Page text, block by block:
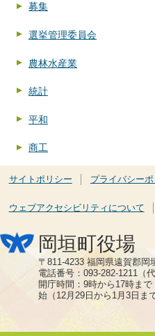
募集
選挙管理委員会
農林水産業
統計
平和
商工
サイトポリシー プライバシー
ウェブアクセシビリティについて
岡垣町役場
〒811-4233 福岡県遠賀郡岡
電話番号：093-282-1211（
開庁時間：9時から17時ま
始（12月29日から1月3日ま